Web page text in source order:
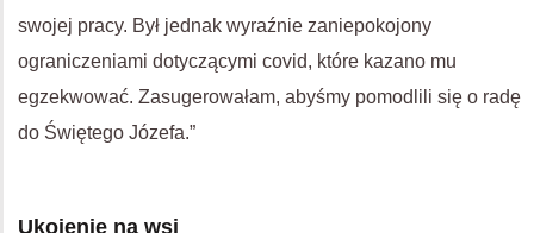
swojej pracy. Był jednak wyraźnie zaniepokojony
ograniczeniami dotyczącymi covid, które kazano mu
egzekwować. Zasugerowałam, abyśmy pomodlili się o radę
do Świętego Józefa.”
Ukojenie na wsi